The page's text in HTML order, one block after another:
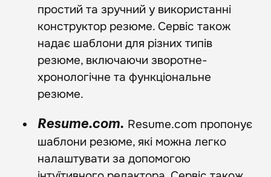
простий та зручний у використанні
конструктор резюме. Сервіс також
надає шаблони для різних типів
резюме, включаючи зворотне-
хронологічне та функціональне
резюме.
Resume.com. Resume.com пропонує
шаблони резюме, які можна легко
налаштувати за допомогою